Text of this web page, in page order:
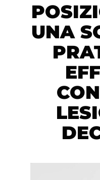
UNA